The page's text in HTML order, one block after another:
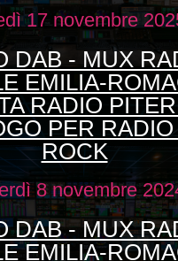
17 novembre
DAB - MUX
EMILIA-
RADIO
PER
ROCK
8 novembre
DAB - MUX
EMILIA-